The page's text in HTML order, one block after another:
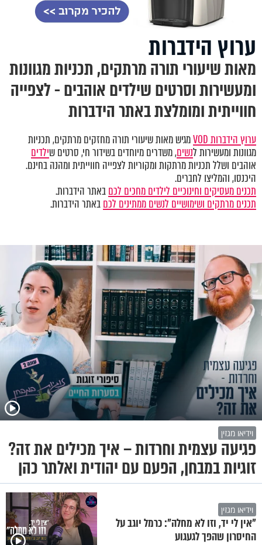
ערוץ הידברות
מאות שיעורי תורה מרתקים, תכניות מגוונות
ומעשירות וסרטים שילדים אוהבים - לצפייה
חווייתית ומומלצת באתר הידברות
ערוץ הידברות VOD
מגיש מאות שיעורי תורה מחזקים מרתקים, תכניות
מגוונות ומעשירות לנשים, משדרים מיוחדים בשידור חי, סרטים שילדים
אוהבים ושלל תכניות מרתקות ומקוריות לצפייה חווייתית ומהנה בחינם.
היכנסו, והמליצו לחברים.
תכנים מעסיקים וחינוכיים לילדים מחכים לכםבאתר הידברות.
תכנים מרתקים ושימושיים לנשים ממתינים לכםבאתר הידברות.
וידיאו מגזין
פגיעה עצמית וחרדות – איך מכילים את זה?
זוגיות במבחן, הפעם עם יהודית ואלתר כהן
וידיאו מגזין
"אין לי יד, וזו לא מחלה": כרמל יוגב על
החיסרון שהפך לגעגוע